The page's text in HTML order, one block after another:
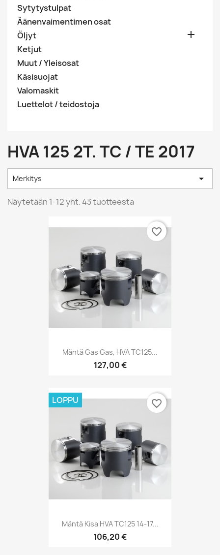
Sytytystulpat
Äänenvaimentimen osat
Öljyt

Ketjut
Muut / Yleisosat
Käsisuojat
Valomaskit
Luettelot / teidostoja
HVA 125 2T. TC / TE 2017
Merkitys 
Näytetään 1-12 yht. 43 tuotteesta
Mäntä Gas Gas, HVA TC125...
127,00 €
favorite_border
Mäntä Kisa HVA TC125 14-17...
106,20 €
LOPPU favorite_border